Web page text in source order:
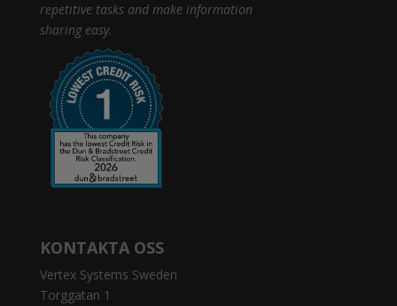
repetitive tasks and make information
sharing easy.
KONTAKTA OSS
Vertex Systems Sweden
Torggatan 1